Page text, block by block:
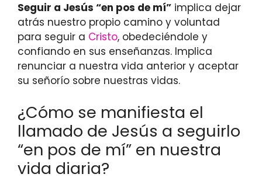
Seguir a Jesús “en pos de mí” implica dejar
atrás nuestro propio camino y voluntad
para seguir a Cristo, obedeciéndole y
confiando en sus enseñanzas. Implica
renunciar a nuestra vida anterior y aceptar
su señorío sobre nuestras vidas.
¿Cómo se manifiesta el
llamado de Jesús a seguirlo
“en pos de mí” en nuestra
vida diaria?